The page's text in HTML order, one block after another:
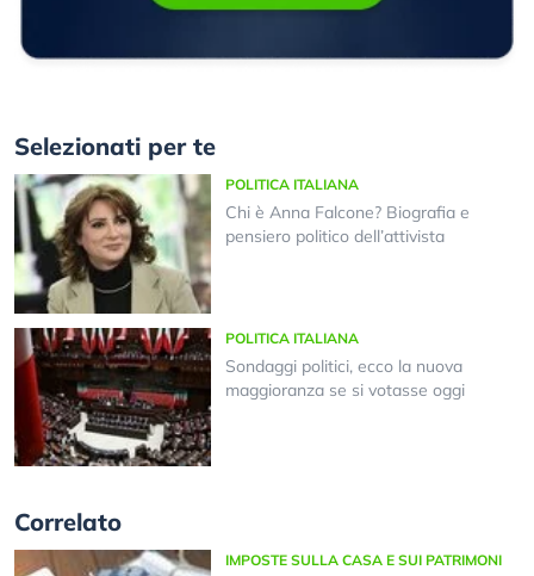
Selezionati per te
POLITICA ITALIANA
Chi è Anna Falcone? Biografia e
pensiero politico dell’attivista
POLITICA ITALIANA
Sondaggi politici, ecco la nuova
maggioranza se si votasse oggi
Correlato
IMPOSTE SULLA CASA E SUI PATRIMONI